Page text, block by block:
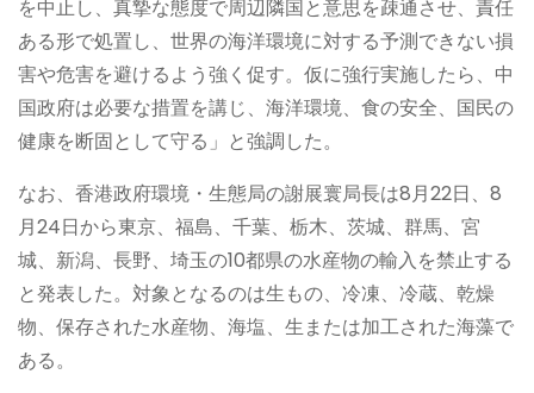
を中止し、真摯な態度で周辺隣国と意思を疎通させ、責任
ある形で処置し、世界の海洋環境に対する予測できない損
害や危害を避けるよう強く促す。仮に強行実施したら、中
国政府は必要な措置を講じ、海洋環境、食の安全、国民の
健康を断固として守る」と強調した。
なお、香港政府環境・生態局の謝展寰局長は8月22日、8
月24日から東京、福島、千葉、栃木、茨城、群馬、宮
城、新潟、長野、埼玉の10都県の水産物の輸入を禁止する
と発表した。対象となるのは生もの、冷凍、冷蔵、乾燥
物、保存された水産物、海塩、生または加工された海藻で
ある。